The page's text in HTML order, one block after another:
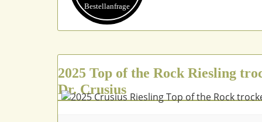
Bestell­anfrage
2025 Top of the Rock Riesling
Dr. Crusius